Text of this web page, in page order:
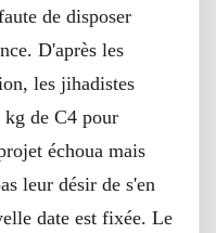
de disposer
D'après les
les jihadistes
kg de C4 pour
échoua mais
leur désir de s'en
date est fixée. Le